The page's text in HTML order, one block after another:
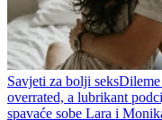
Savjeti za bolji seksDileme
overrated, a lubrikant
spavaće sobe Lara i